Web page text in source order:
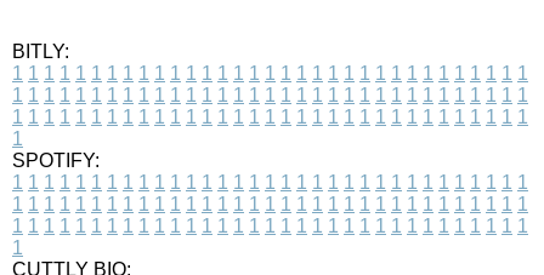
BITLY:
1 1 1 1 1 1 1 1 1 1 1 1 1 1 1 1 1 1 1 1 1 1 1 1 1 1 1 1 1 1 1 1 1
1 1 1 1 1 1 1 1 1 1 1 1 1 1 1 1 1 1 1 1 1 1 1 1 1 1 1 1 1 1 1 1 1
1 1 1 1 1 1 1 1 1 1 1 1 1 1 1 1 1 1 1 1 1 1 1 1 1 1 1 1 1 1 1 1 1
1
SPOTIFY:
1 1 1 1 1 1 1 1 1 1 1 1 1 1 1 1 1 1 1 1 1 1 1 1 1 1 1 1 1 1 1 1 1
1 1 1 1 1 1 1 1 1 1 1 1 1 1 1 1 1 1 1 1 1 1 1 1 1 1 1 1 1 1 1 1 1
1 1 1 1 1 1 1 1 1 1 1 1 1 1 1 1 1 1 1 1 1 1 1 1 1 1 1 1 1 1 1 1 1
1
CUTTLY BIO: